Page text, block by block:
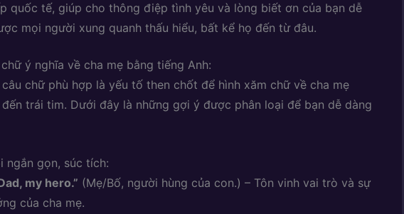
quốc tế, giúp cho thông điệp tình yêu và lòng biết ơn của bạn dễ
mọi người xung quanh thấu hiểu, bất kể họ đến từ đâu.
ý nghĩa về cha mẹ bằng tiếng Anh:
chữ phù hợp là yếu tố then chốt để hình xăm chữ về cha mẹ
trái tim. Dưới đây là những gợi ý được phân loại để bạn dễ dàng
ngắn gọn, súc tích:
my hero.” (Mẹ/Bố, người hùng của con.) – Tôn vinh vai trò và sự
của cha mẹ.